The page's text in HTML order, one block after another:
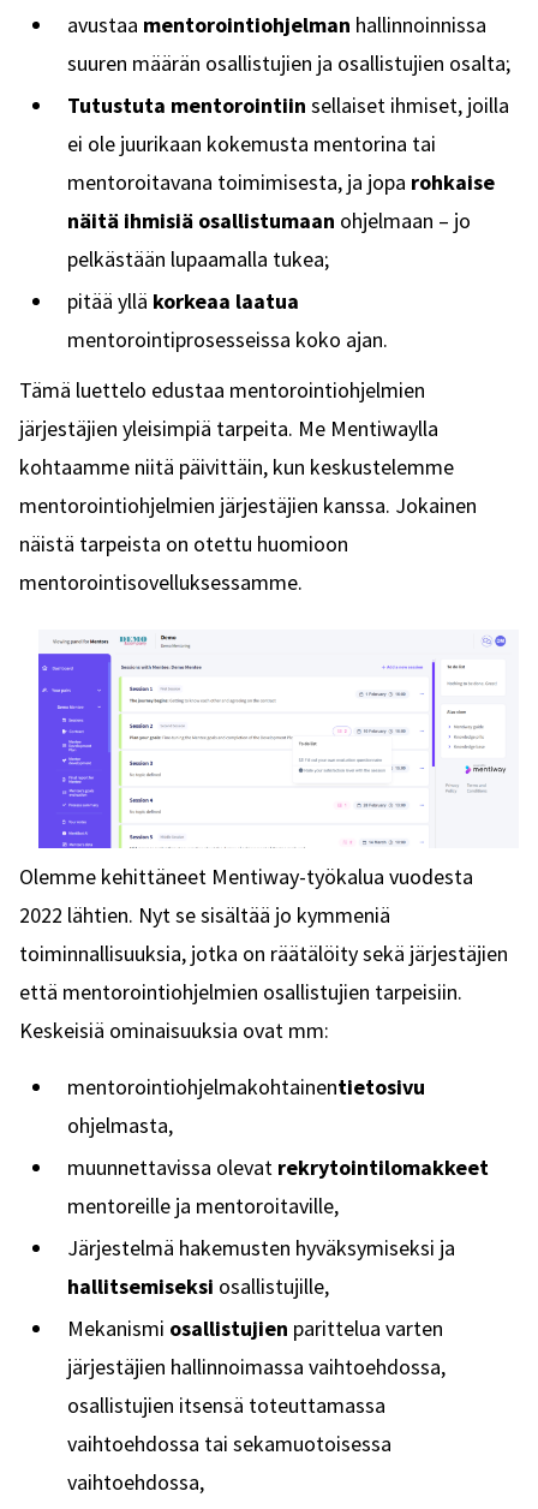
avustaa mentorointiohjelman hallinnoinnissa
suuren määrän osallistujien ja osallistujien osalta;
Tutustuta mentorointiin sellaiset ihmiset, joilla
ei ole juurikaan kokemusta mentorina tai
mentoroitavana toimimisesta, ja jopa rohkaise
näitä ihmisiä osallistumaan ohjelmaan – jo
pelkästään lupaamalla tukea;
pitää yllä korkeaa laatua
mentorointiprosesseissa koko ajan.
Tämä luettelo edustaa mentorointiohjelmien
järjestäjien yleisimpiä tarpeita. Me Mentiwaylla
kohtaamme niitä päivittäin, kun keskustelemme
mentorointiohjelmien järjestäjien kanssa. Jokainen
näistä tarpeista on otettu huomioon
mentorointisovelluksessamme.
Olemme kehittäneet Mentiway-työkalua vuodesta
2022 lähtien. Nyt se sisältää jo kymmeniä
toiminnallisuuksia, jotka on räätälöity sekä järjestäjien
että mentorointiohjelmien osallistujien tarpeisiin.
Keskeisiä ominaisuuksia ovat mm:
mentorointiohjelmakohtainentietosivu
ohjelmasta,
muunnettavissa olevat rekrytointilomakkeet
mentoreille ja mentoroitaville,
Järjestelmä hakemusten hyväksymiseksi ja
hallitsemiseksi osallistujille,
Mekanismi osallistujien parittelua varten
järjestäjien hallinnoimassa vaihtoehdossa,
osallistujien itsensä toteuttamassa
vaihtoehdossa tai sekamuotoisessa
vaihtoehdossa,